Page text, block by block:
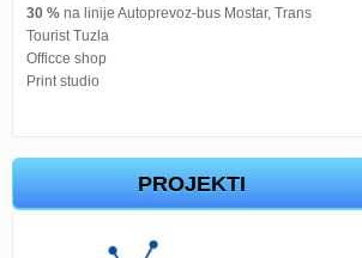
30 % na linije Autoprevoz-bus Mostar, Trans
Tourist Tuzla
Officce shop
Print studio
PROJEKTI